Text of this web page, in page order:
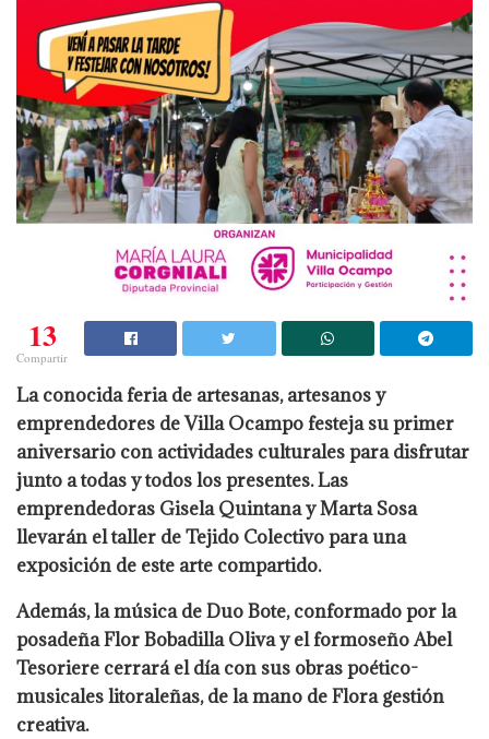
13
Compartir
La conocida feria de artesanas, artesanos y
emprendedores de Villa Ocampo festeja su primer
aniversario con actividades culturales para disfrutar
junto a todas y todos los presentes. Las
emprendedoras Gisela Quintana y Marta Sosa
llevarán el taller de Tejido Colectivo para una
exposición de este arte compartido.
Además, la música de Duo Bote, conformado por la
posadeña Flor Bobadilla Oliva y el formoseño Abel
Tesoriere cerrará el día con sus obras poético-
musicales litoraleñas, de la mano de Flora gestión
creativa.